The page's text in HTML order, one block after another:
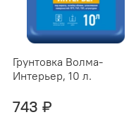
Грунтовка Волма-
Интерьер, 10 л.
743 ₽